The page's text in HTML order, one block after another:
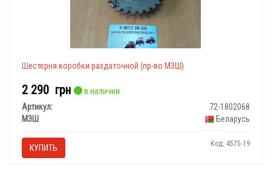
Шестерня коробки раздаточной (пр-во МЗШ)
2 290 грн
в наличии
Артикул:
72-1802068
МЗШ
Беларусь
КУПИТЬ Код: 4575-19